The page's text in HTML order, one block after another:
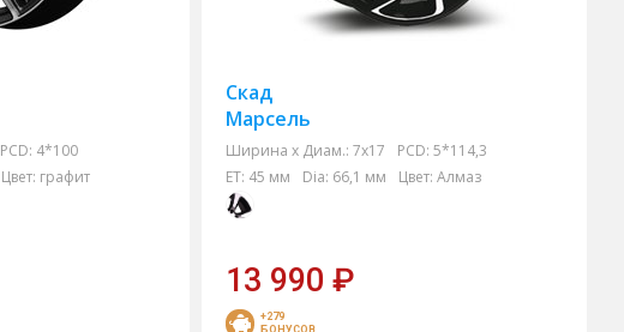
PCD: 4*100
Цвет: графит
Скад
Марсель
Ширина х Диам.: 7x17 PCD: 5*114,3
ET: 45 мм Dia: 66,1 мм Цвет: Алмаз
13 990₽
+279
БОНУСОВ